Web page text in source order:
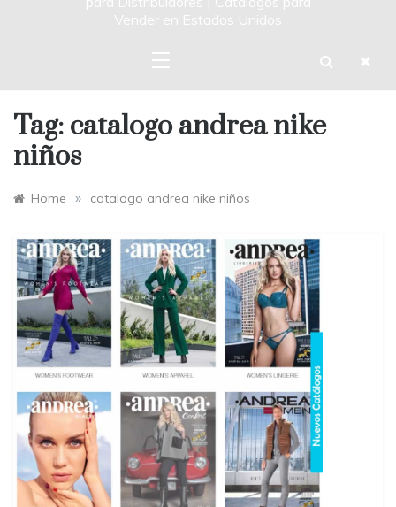
Vender en Estados Unidos
Tag: catalogo andrea nike
niños
Home » catalogo andrea nike niños